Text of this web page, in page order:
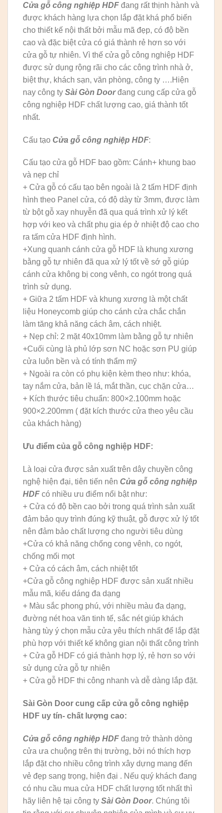
Cửa gỗ công nghiệp HDF đang rất thịnh hành và
được khách hàng lựa chọn lắp đặt khá phổ biến
cho thiết kế nội thất bởi mẫu mã đẹp, có độ bền
cao và đặc biệt cửa có giá thành rẻ hơn so với
cửa gỗ tự nhiên. Vì thế cửa gỗ công nghiệp HDF
được sử dụng rộng rãi cho các công trình nhà ở,
biệt thự, khách sạn, văn phòng, công ty ….Hiện
nay công ty Sài Gòn Doorđang cung cấp cửa gỗ
công nghiệp HDF chất lượng cao, giá thành tốt
nhất.
Cấu tạo Cửa gỗ công nghiệp HDF:
Cấu tạo cửa gỗ HDF bao gồm: Cánh+ khung bao
và nẹp chỉ
+ Cửa gỗ có cấu tạo bên ngoài là 2 tấm HDF định
hình theo Panel cửa, có độ dày từ 3mm, được làm
từ bột gỗ xay nhuyễn đã qua quá trình xử lý kết
hợp với keo và chất phụ gia ép ở nhiệt độ cao cho
ra tấm cửa HDF định hình.
+Xung quanh cánh cửa gỗ HDF là khung xương
bằng gỗ tự nhiên đã qua xử lý tốt về sớ gỗ giúp
cánh cửa không bị cong vênh, co ngót trong quá
trình sử dụng.
+ Giữa 2 tấm HDF và khung xương là một chất
liệu Honeycomb giúp cho cánh cửa chắc chắn
làm tăng khả năng cách âm, cách nhiệt.
+ Nẹp chỉ: 2 mặt 40x10mm làm bằng gỗ tự nhiên
+Cuối cùng là phủ lớp sơn NC hoặc sơn PU giúp
cửa luôn bền và có tính thẩm mỹ
+ Ngoài ra còn có phụ kiện kèm theo như: khóa,
tay nắm cửa, bản lề lá, mắt thần, cục chặn cửa…
+ Kích thước tiêu chuẩn: 800×2.100mm hoặc
900×2.200mm ( đặt kích thước cửa theo yêu cầu
của khách hàng)
Ưu điểm của gỗ công nghiệp HDF:
Là loại cửa được sản xuất trên dây chuyền công
nghệ hiện đại, tiên tiến nên Cửa gỗ công nghiệp
HDF có nhiều ưu điểm nổi bật như:
+ Cửa có độ bền cao bởi trong quá trình sản xuất
đảm bảo quy trình đúng kỹ thuật, gỗ được xử lý tốt
nên đảm bảo chất lượng cho người tiêu dùng
+Cửa có khả năng chống cong vênh, co ngót,
chống mối mọt
+ Cửa có cách âm, cách nhiệt tốt
+Cửa gỗ công nghiệp HDF được sản xuất nhiều
mẫu mã, kiểu dáng đa dạng
+ Màu sắc phong phú, với nhiều màu đa dạng,
đường nét hoa văn tinh tế, sắc nét giúp khách
hàng tùy ý chọn mẫu cửa yêu thích nhất để lắp đặt
phù hợp với thiết kế không gian nội thất công trình
+ Cửa gỗ HDF có giá thành hợp lý, rẻ hơn so với
sử dụng cửa gỗ tự nhiên
+ Cửa gỗ HDF thi công nhanh và dễ dàng lắp đặt.
Sài Gòn Door cung cấp cửa gỗ công nghiệp
HDF uy tín- chất lượng cao:
Cửa gỗ công nghiệp HDF đang trở thành dòng
cửa ưa chuộng trên thị trường, bởi nó thích hợp
lắp đặt cho nhiều công trình xây dựng mang đến
vẻ đẹp sang trọng, hiện đại . Nếu quý khách đang
có nhu cầu mua cửa HDF chất lượng tốt nhất thì
hãy liên hệ tại công ty Sài Gòn Door. Chúng tôi